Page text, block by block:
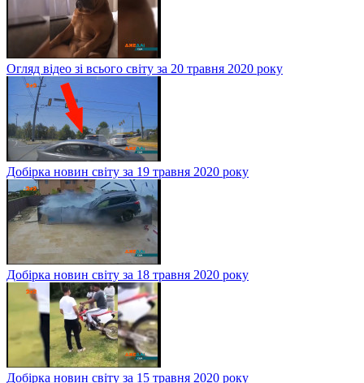
Огляд відео зі всього світу за 20 травня 2020 року
Добірка новин світу за 19 травня 2020 року
Добірка новин світу за 18 травня 2020 року
Добірка новин світу за 15 травня 2020 року